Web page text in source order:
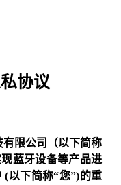
协议
限公司（以下简称
蓝牙设备等产品进
以下简称“您”)的重